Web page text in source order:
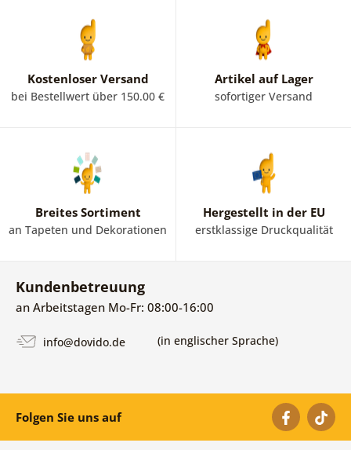
Kostenloser Versand
bei Bestellwert über 150.00 €
Artikel auf Lager
sofortiger Versand
Breites Sortiment
an Tapeten und Dekorationen
Hergestellt in der EU
erstklassige Druckqualität
Kundenbetreuung
an Arbeitstagen Mo-Fr: 08:00-16:00
info@dovido.de (in englischer Sprache)
Folgen Sie uns auf